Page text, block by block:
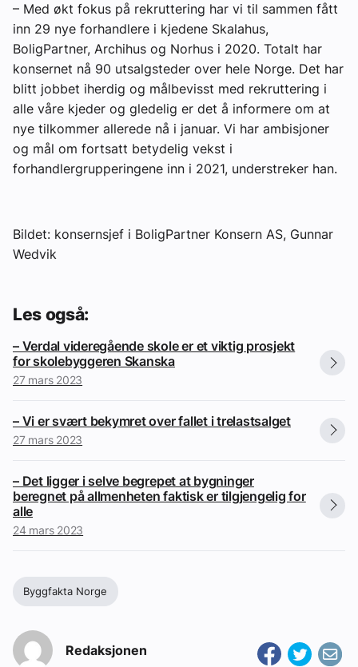
– Med økt fokus på rekruttering har vi til sammen fått
inn 29 nye forhandlere i kjedene Skalahus,
BoligPartner, Archihus og Norhus i 2020. Totalt har
konsernet nå 90 utsalgsteder over hele Norge. Det har
blitt jobbet iherdig og målbevisst med rekruttering i
alle våre kjeder og gledelig er det å informere om at
nye tilkommer allerede nå i januar. Vi har ambisjoner
og mål om fortsatt betydelig vekst i
forhandlergrupperingene inn i 2021, understreker han.
Bildet: konsernsjef i BoligPartner Konsern AS, Gunnar
Wedvik
Les også:
– Verdal videregående skole er et viktig prosjekt
for skolebyggeren Skanska
27 mars 2023
– Vi er svært bekymret over fallet i trelastsalget
27 mars 2023
– Det ligger i selve begrepet at bygninger
beregnet på allmenheten faktisk er tilgjengelig for
alle
24 mars 2023
Byggfakta Norge
Redaksjonen